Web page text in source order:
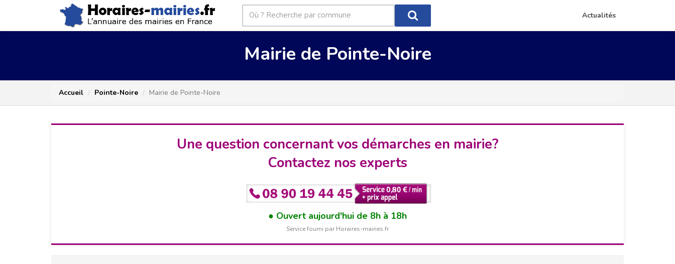
Actualités
Mairie de Pointe-Noire
Accueil Pointe-Noire Mairie de Pointe-Noire
Une question concernant vos démarches en mairie?
Contactez nos experts
Ouvert aujourd'hui de 8h à 18h
Service fourni par Horaires-mairies.fr